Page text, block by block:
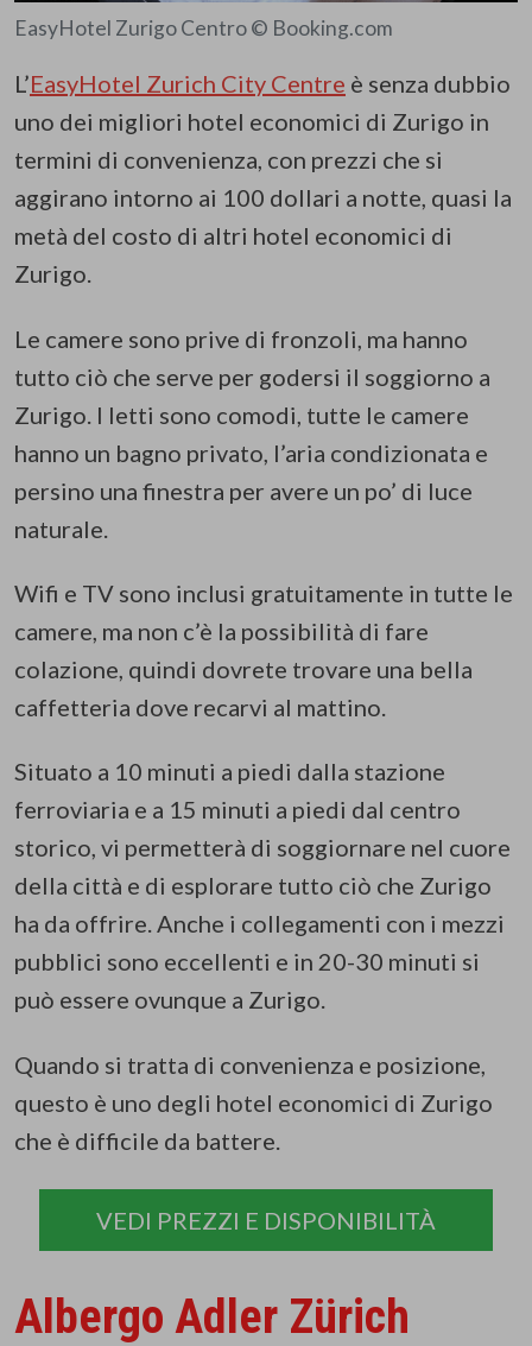
EasyHotel Zurigo Centro © Booking.com
L’EasyHotel Zurich City Centre è senza dubbio
uno dei migliori hotel economici di Zurigo in
termini di convenienza, con prezzi che si
aggirano intorno ai 100 dollari a notte, quasi la
metà del costo di altri hotel economici di
Zurigo.
Le camere sono prive di fronzoli, ma hanno
tutto ciò che serve per godersi il soggiorno a
Zurigo. I letti sono comodi, tutte le camere
hanno un bagno privato, l’aria condizionata e
persino una finestra per avere un po’ di luce
naturale.
Wifi e TV sono inclusi gratuitamente in tutte le
camere, ma non c’è la possibilità di fare
colazione, quindi dovrete trovare una bella
caffetteria dove recarvi al mattino.
Situato a 10 minuti a piedi dalla stazione
ferroviaria e a 15 minuti a piedi dal centro
storico, vi permetterà di soggiornare nel cuore
della città e di esplorare tutto ciò che Zurigo
ha da offrire. Anche i collegamenti con i mezzi
pubblici sono eccellenti e in 20-30 minuti si
può essere ovunque a Zurigo.
Quando si tratta di convenienza e posizione,
questo è uno degli hotel economici di Zurigo
che è difficile da battere.
VEDI PREZZI E DISPONIBILITÀ
Albergo Adler Zürich